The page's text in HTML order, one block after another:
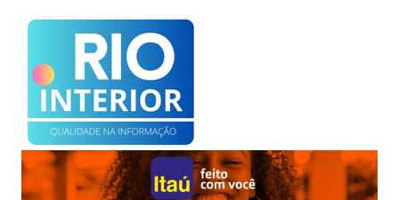
para
conteúdo